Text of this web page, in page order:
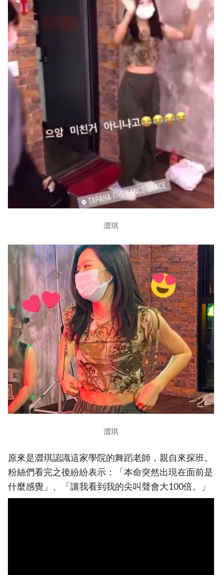
澀琪
澀琪
原來是澀琪認識這家學院的舞蹈老師，親自來探班。
粉絲們看完之後紛紛表示：「本命突然出現在面前是
什麼感覺」、「讓我看到我的尖叫聲會大100倍。」